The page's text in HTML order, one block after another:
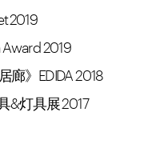
2019
Award 2019
廊》EDIDA 2018
&灯具展 2017